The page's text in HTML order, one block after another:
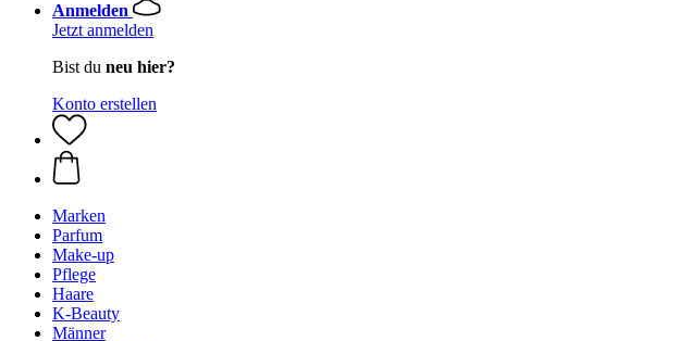
Anmelden
Jetzt anmelden
Bist du neu hier?
Konto erstellen
Marken
Parfum
Make-up
Pflege
Haare
K-Beauty
Männer